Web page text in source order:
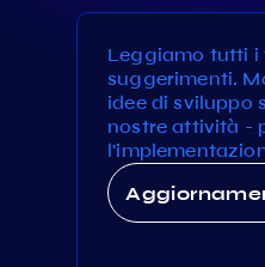
Leggiamo tutti i
suggerimenti.
idee di sviluppo
nostre attività -